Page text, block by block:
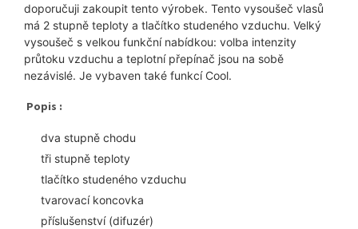
doporučuji zakoupit tento výrobek. Tento vysoušeč vlasů
má 2 stupně teploty a tlačítko studeného vzduchu. Velký
vysoušeč s velkou funkční nabídkou: volba intenzity
průtoku vzduchu a teplotní přepínač jsou na sobě
nezávislé. Je vybaven také funkcí Cool.
Popis :
dva stupně chodu
tři stupně teploty
tlačítko studeného vzduchu
tvarovací koncovka
příslušenství (difuzér)